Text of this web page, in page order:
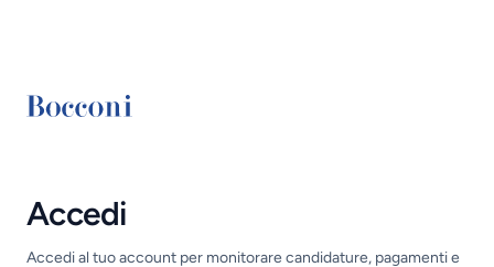
Accedi
Accedi al tuo account per monitorare candidature, pagamenti e